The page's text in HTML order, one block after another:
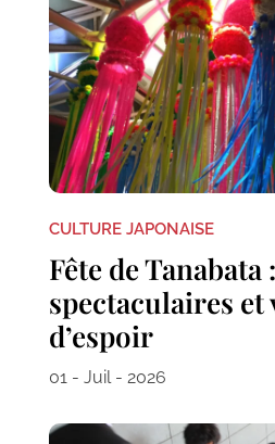
CULTURE JAPONAISE
Fête de
spectaculaires
d’espoir
01 - Juil - 2026